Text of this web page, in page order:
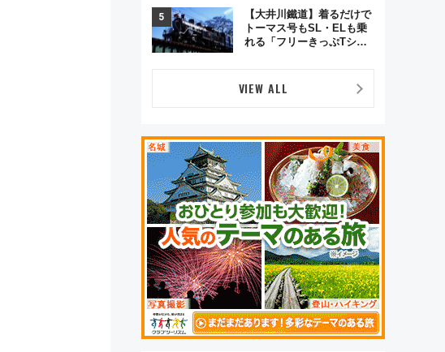
オムライス専門店「肉とた
まご」新グルメ続々登場！
【2026年8月】
【大井川鐵道】着るだけで
トーマス号もSL・ELも乗
れる「フリーきっぷTシャ
VIEW ALL